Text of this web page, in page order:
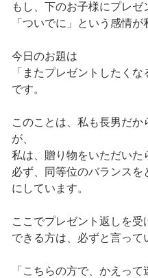
もし、下のお子様にプレゼ
「ついでに」という感情が
今日のお題は
「またプレゼントしたくな
です。
このことは、私も長男だ
が、
私は、贈り物をいただいた
必ず、同等位のバランスを
にしています。
ここでプレゼント返しを受
できる方は、必ずと言って
「こちらの方で、かえっ